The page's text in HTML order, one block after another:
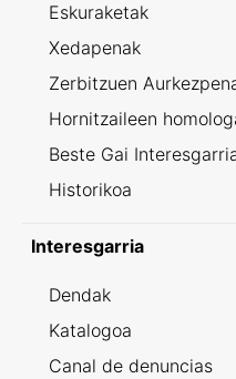
Eskuraketak
Xedapenak
Zerbitzuen
Hornitzaileen
Beste Gai
Historikoa
Interesgarria
Dendak
Katalogoa
Canal de denuncias